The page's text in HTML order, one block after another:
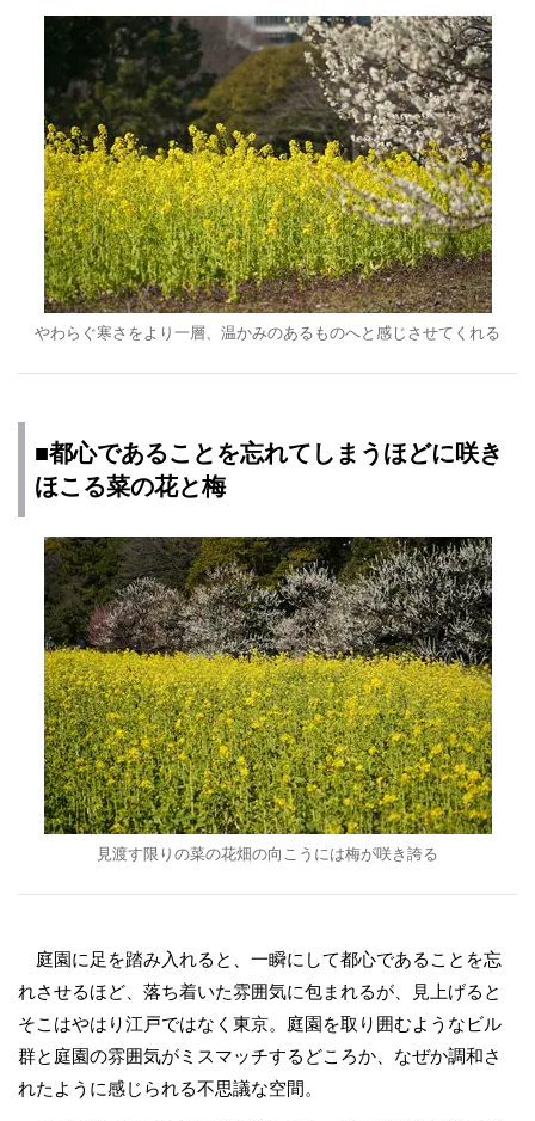
やわらぐ寒さをより一層、温かみのあるものへと感じさせてくれる
■都心であることを忘れてしまうほどに咲き
ほこる菜の花と梅
見渡す限りの菜の花畑の向こうには梅が咲き誇る
庭園に足を踏み入れると、一瞬にして都心であることを忘
れさせるほど、落ち着いた雰囲気に包まれるが、見上げると
そこはやはり江戸ではなく東京。庭園を取り囲むようなビル
群と庭園の雰囲気がミスマッチするどころか、なぜか調和さ
れたように感じられる不思議な空間。